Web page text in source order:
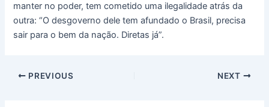
manter no poder, tem cometido uma ilegalidade atrás da
outra: “O desgoverno dele tem afundado o Brasil, precisa
sair para o bem da nação. Diretas já”.
PREVIOUS NEXT